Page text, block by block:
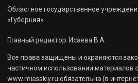
Областное государственное
«Губерния».
Главный редактор: Исаева В.А.
Все права защищены и охраняются
частичном использовании материалов
www.miasskiy.ru обязательна (в